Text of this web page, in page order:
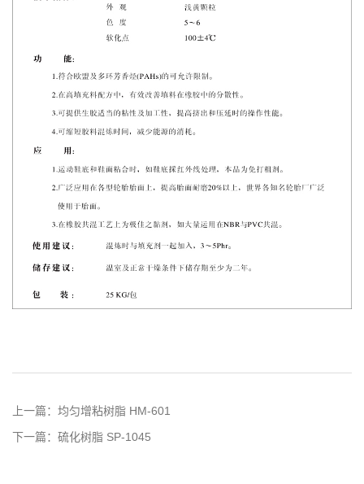
上一篇： 均匀增粘树脂 HM-601
下一篇： 硫化树脂 SP-1045